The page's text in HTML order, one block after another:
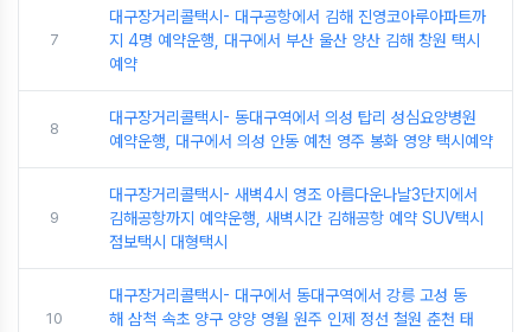
7
대구장거리콜택시- 대구공항에서 김해 진영코아루아파트까
지 4명 예약운행, 대구에서 부산 울산 양산 김해 창원 택시
예약
8
대구장거리콜택시- 동대구역에서 의성 탑리 성심요양병원
예약운행, 대구에서 의성 안동 예천 영주 봉화 영양 택시예약
9
대구장거리콜택시- 새벽4시 영조 아름다운나날3단지에서
김해공항까지 예약운행, 새벽시간 김해공항 예약 SUV택시
점보택시 대형택시
10
대구장거리콜택시- 대구에서 동대구역에서 강릉 고성 동
해 삼척 속초 양구 양양 영월 원주 인제 정선 철원 춘천 태